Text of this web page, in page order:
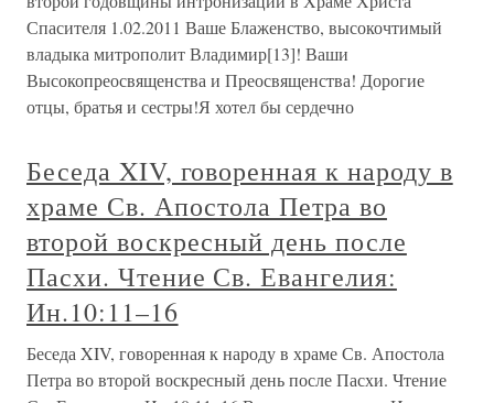
Спасителя 1.02.2011 Ваше Блаженство, высокочтимый
владыка митрополит Владимир[13]! Ваши
Высокопреосвященства и Преосвященства! Дорогие
отцы, братья и сестры!Я хотел бы сердечно
Беседа XIV, говоренная к народу в
храме Св. Апостола Петра во
второй воскресный день после
Пасхи. Чтение Св. Евангелия:
Ин.10:11–16
Беседа XIV, говоренная к народу в храме Св. Апостола
Петра во второй воскресный день после Пасхи. Чтение